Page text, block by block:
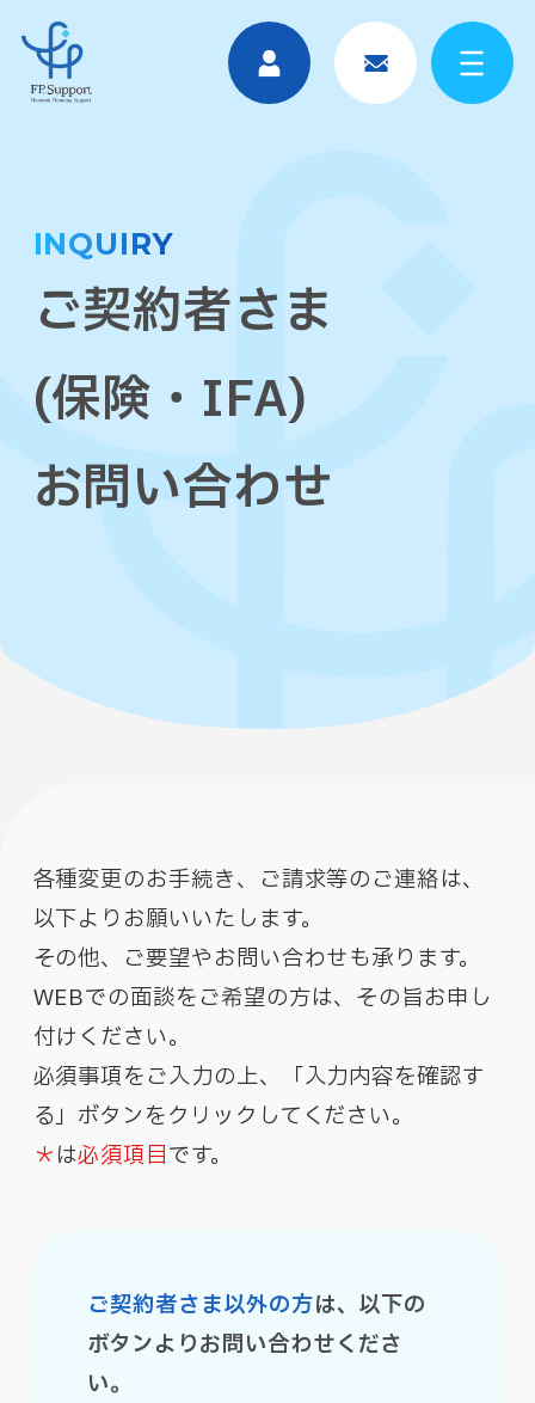
INQUIRY
ご契約者さま
(保険・IFA)
お問い合わせ
各種変更のお手続き、ご請求等のご連絡は、
以下よりお願いいたします。
その他、ご要望やお問い合わせも承ります。
WEBでの面談をご希望の方は、その旨お申し
付けください。​
必須事項をご入力の上、「入力内容を確認す
る」ボタンをクリックしてください。
＊は必須項目です。
ご契約者さま以外の方は、以下の
ボタンよりお問い合わせくださ
い。